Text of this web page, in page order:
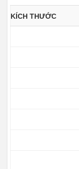
KÍCH THƯỚC